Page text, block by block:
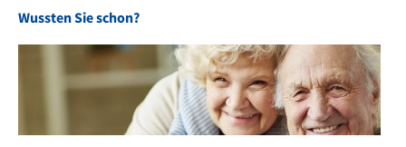
Wussten Sie schon?